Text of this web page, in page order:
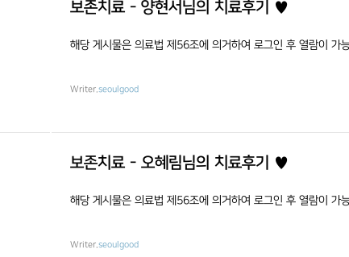
서울좋은치과병원 스토리
사랑니발치 진료의뢰서
보존치료 - 양현서님의 치료후기 ♥
해당 게시물은 의료법 제56조에 의거하여 로그인 후 열람이 가
Writer.seoulgood
보존치료 - 오혜림님의 치료후기 ♥
해당 게시물은 의료법 제56조에 의거하여 로그인 후 열람이 가
Writer.seoulgood